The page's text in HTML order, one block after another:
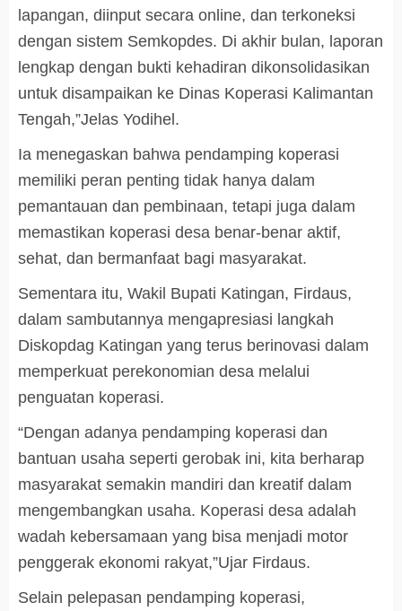
lapangan, diinput secara online, dan terkoneksi
dengan sistem Semkopdes. Di akhir bulan, laporan
lengkap dengan bukti kehadiran dikonsolidasikan
untuk disampaikan ke Dinas Koperasi Kalimantan
Tengah,”Jelas Yodihel.
Ia menegaskan bahwa pendamping koperasi
memiliki peran penting tidak hanya dalam
pemantauan dan pembinaan, tetapi juga dalam
memastikan koperasi desa benar-benar aktif,
sehat, dan bermanfaat bagi masyarakat.
Sementara itu, Wakil Bupati Katingan, Firdaus,
dalam sambutannya mengapresiasi langkah
Diskopdag Katingan yang terus berinovasi dalam
memperkuat perekonomian desa melalui
penguatan koperasi.
“Dengan adanya pendamping koperasi dan
bantuan usaha seperti gerobak ini, kita berharap
masyarakat semakin mandiri dan kreatif dalam
mengembangkan usaha. Koperasi desa adalah
wadah kebersamaan yang bisa menjadi motor
penggerak ekonomi rakyat,”Ujar Firdaus.
Selain pelepasan pendamping koperasi,